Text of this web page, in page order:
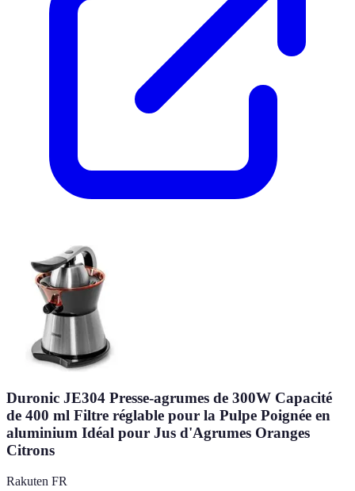
Duronic JE304 Presse-agrumes de 300W Capacité
de 400 ml Filtre réglable pour la Pulpe Poignée en
aluminium Idéal pour Jus d'Agrumes Oranges
Citrons
Rakuten FR